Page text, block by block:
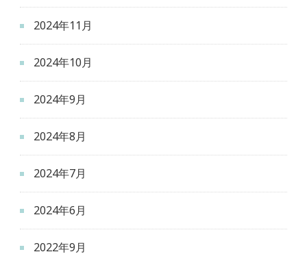
2024年11月
2024年10月
2024年9月
2024年8月
2024年7月
2024年6月
2022年9月